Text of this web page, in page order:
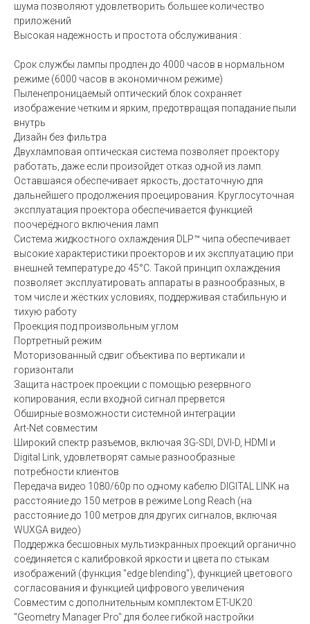
шума позволяют удовлетворить большее количество
приложений
Высокая надежность и простота обслуживания :
Срок службы лампы продлен до 4000 часов в нормальном
режиме (6000 часов в экономичном режиме)
Пыленепроницаемый оптический блок сохраняет
изображение четким и ярким, предотвращая попадание пыли
внутрь
Дизайн без фильтра
Двухламповая оптическая система позволяет проектору
работать, даже если произойдет отказ одной из ламп.
Оставшаяся обеспечивает яркость, достаточную для
дальнейшего продолжения проецирования. Круглосуточная
эксплуатация проектора обеспечивается функцией
поочерёдного включения ламп
Система жидкостного охлаждения DLP™ чипа обеспечивает
высокие характеристики проекторов и их эксплуатацию при
внешней температуре до 45°C. Такой принцип охлаждения
позволяет эксплуатировать аппараты в разнообразных, в
том числе и жёстких условиях, поддерживая стабильную и
тихую работу
Проекция под произвольным углом
Портретный режим
Моторизованный сдвиг объектива по вертикали и
горизонтали
Защита настроек проекции с помощью резервного
копирования, если входной сигнал прервется
Обширные возможности системной интеграции
Art-Net совместим
Широкий спектр разъемов, включая 3G-SDI, DVI-D, HDMI и
Digital Link, удовлетворят самые разнообразные
потребности клиентов
Передача видео 1080/60p по одному кабелю DIGITAL LINK на
расстояние до 150 метров в режиме Long Reach (на
расстояние до 100 метров для других сигналов, включая
WUXGA видео)
Поддержка бесшовных мультиэкранных проекций органично
соединяется с калибровкой яркости и цвета по стыкам
изображений (функция "edge blending"), функцией цветового
согласования и функцией цифрового увеличения
Совместим с дополнительным комплектом ET-UK20
"Geometry Manager Pro" для более гибкой настройки